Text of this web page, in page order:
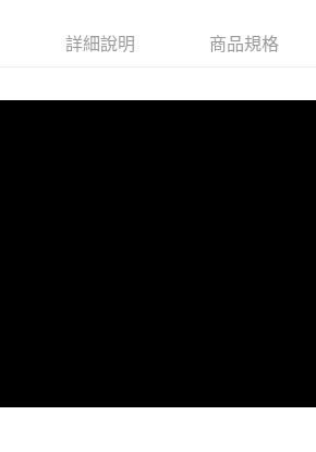
詳細說明 商品規格